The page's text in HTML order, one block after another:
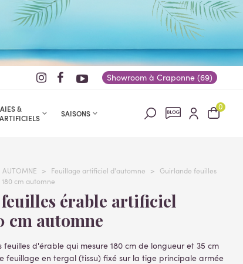
Showroom à Craponne (69)
&
SAISONS
0
AUTOMNE > Feuillage artificiel d'automne >
Guirlande feuilles
cm automne
cm automne
feuilles d'érable qui mesure 180 cm de longueur et 35 cm
feuillage en tergal (tissu) fixé sur la tige principale armée